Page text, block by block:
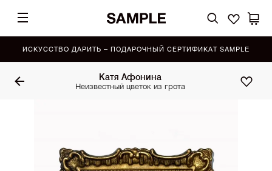
ИСКУССТВО ДАРИТЬ – ПОДАРОЧНЫЙ СЕРТИФИКАТ SAMPLE
Катя Афонина
Неизвестный цветок из грота